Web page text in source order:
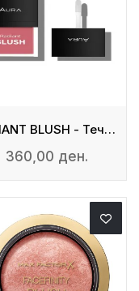
RADIANT BLUSH - Течно Руменило
360,00 ден.